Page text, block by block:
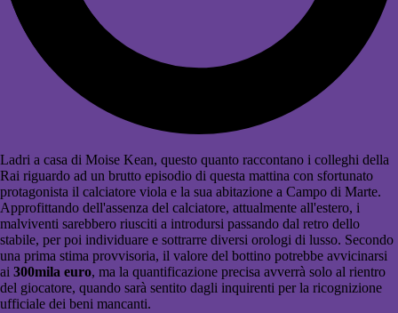
Ladri a casa di Moise Kean, questo quanto raccontano i colleghi della
Rai riguardo ad un brutto episodio di questa mattina con sfortunato
protagonista il calciatore viola e la sua abitazione a Campo di Marte.
Approfittando dell'assenza del calciatore, attualmente all'estero, i
malviventi sarebbero riusciti a introdursi passando dal retro dello
stabile, per poi individuare e sottrarre diversi orologi di lusso. Secondo
una prima stima provvisoria, il valore del bottino potrebbe avvicinarsi
ai 300mila euro, ma la quantificazione precisa avverrà solo al rientro
del giocatore, quando sarà sentito dagli inquirenti per la ricognizione
ufficiale dei beni mancanti.